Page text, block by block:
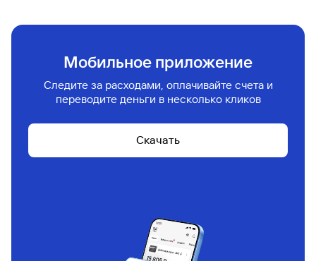
Мобильное приложение
Следите за расходами, оплачивайте счета и
переводите деньги в несколько кликов
Скачать